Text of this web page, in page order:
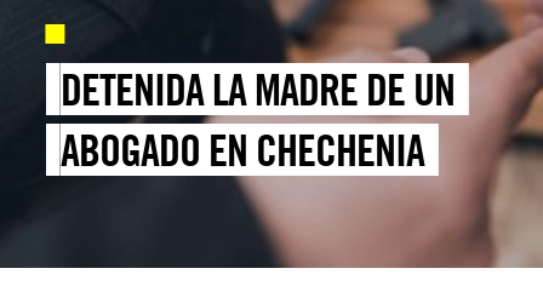
DETENIDA LA MADRE DE UN
ABOGADO EN CHECHENIA